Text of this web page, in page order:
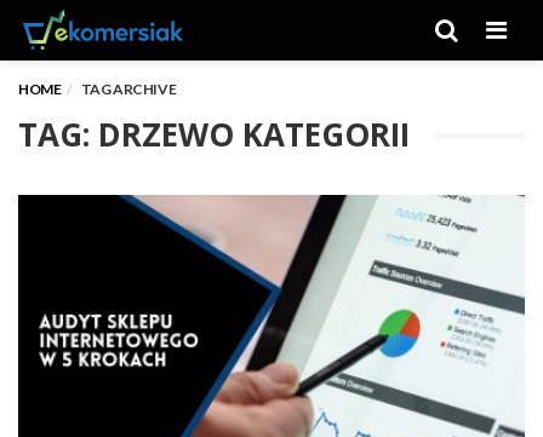
HOME TAG ARCHIVE
TAG: DRZEWO KATEGORII